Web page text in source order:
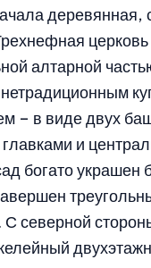
деревянная,
церковь
алтарной
нетрадиционным
– в виде двух
и
богато украшен
северной